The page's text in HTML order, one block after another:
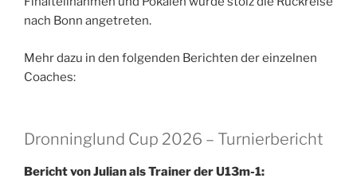
nach Bonn angetreten.
Mehr dazu in den folgenden Berichten der einzelnen
Coaches:
Dronninglund Cup 2026 – Turnierbericht
Bericht von Julian als Trainer derU13m-1: